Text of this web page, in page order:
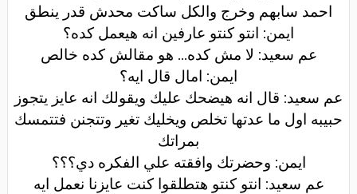
احمد سابهم وخرج والكل ساكت محدش قدر ينطق
ايمن: انتو كنتو عارفين انه هيعمل كده؟
عم سعيد: لا مش كده... هو مقالش كده خالص
ايمن: امال قال ايه؟
عم سعيد: قال انه هيضحك عليك ويقولك انه عايز يتجوز
حبيبه اول ما عدتها تخلص ويخليك تغير وتتجنن فتتمسك
بمراتك
ايمن: وحضرتك وافقته علي الفكره دي؟؟؟
عم سعيد: انتو كنتو هتطلقوا كنت عايزنا نعمل ايه